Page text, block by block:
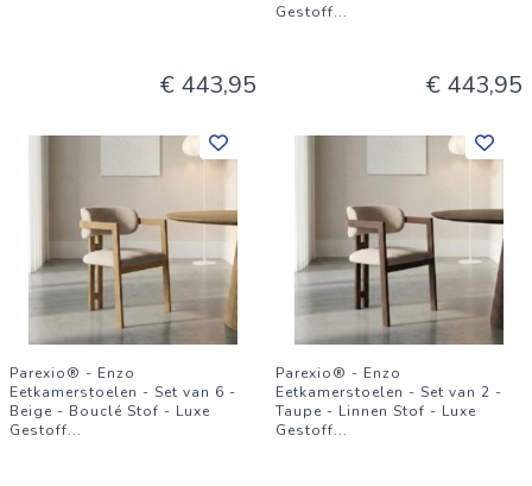
€ 443,95
Gestoff...
€ 443,95
Parexio® - Enzo
Eetkamerstoelen - Set van 6 -
Beige - Bouclé Stof - Luxe
Gestoff...
Parexio® - Enzo
Eetkamerstoelen - Set van 2 -
Taupe - Linnen Stof - Luxe
Gestoff...